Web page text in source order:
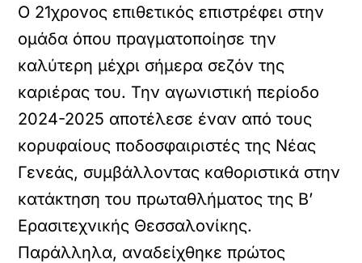
Ο 21χρονος επιθετικός επιστρέφει στην
ομάδα όπου πραγματοποίησε την
καλύτερη μέχρι σήμερα σεζόν της
καριέρας του. Την αγωνιστική περίοδο
2024-2025 αποτέλεσε έναν από τους
κορυφαίους ποδοσφαιριστές της Νέας
Γενεάς, συμβάλλοντας καθοριστικά στην
κατάκτηση του πρωταθλήματος της Β’
Ερασιτεχνικής Θεσσαλονίκης.
Παράλληλα, αναδείχθηκε πρώτος